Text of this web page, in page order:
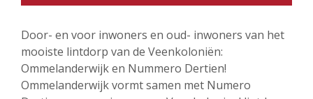
Door- en voor inwoners en oud- inwoners van het
mooiste lintdorp van de Veenkoloniën:
Ommelanderwijk en Nummero Dertien!
Ommelanderwijk vormt samen met Numero